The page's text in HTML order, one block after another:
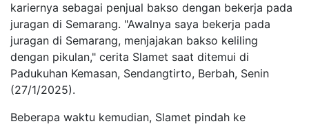
kariernya sebagai penjual bakso dengan bekerja pada
juragan di Semarang. "Awalnya saya bekerja pada
juragan di Semarang, menjajakan bakso keliling
dengan pikulan," cerita Slamet saat ditemui di
Padukuhan Kemasan, Sendangtirto, Berbah, Senin
(27/1/2025).
Beberapa waktu kemudian, Slamet pindah ke